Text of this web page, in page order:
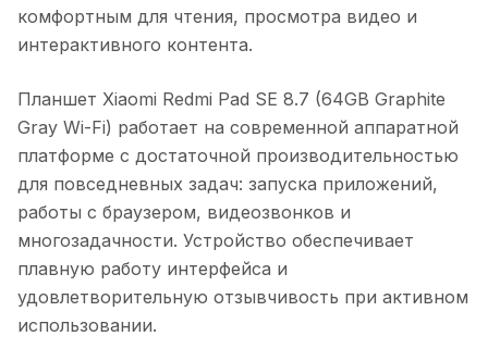
комфортным для чтения, просмотра видео и
интерактивного контента.
Планшет Xiaomi Redmi Pad SE 8.7 (64GB Graphite
Gray Wi-Fi) работает на современной аппаратной
платформе с достаточной производительностью
для повседневных задач: запуска приложений,
работы с браузером, видеозвонков и
многозадачности. Устройство обеспечивает
плавную работу интерфейса и
удовлетворительную отзывчивость при активном
использовании.